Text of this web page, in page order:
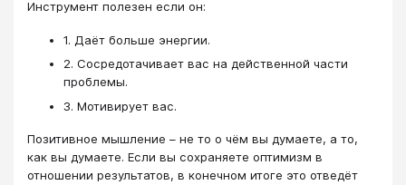
Инструмент полезен если он:
1. Даёт больше энергии.
2. Сосредотачивает вас на действенной части
проблемы.
3. Мотивирует вас.
Позитивное мышление – не то о чём вы думаете, а то,
как вы думаете. Если вы сохраняете оптимизм в
отношении результатов, в конечном итоге это отведёт